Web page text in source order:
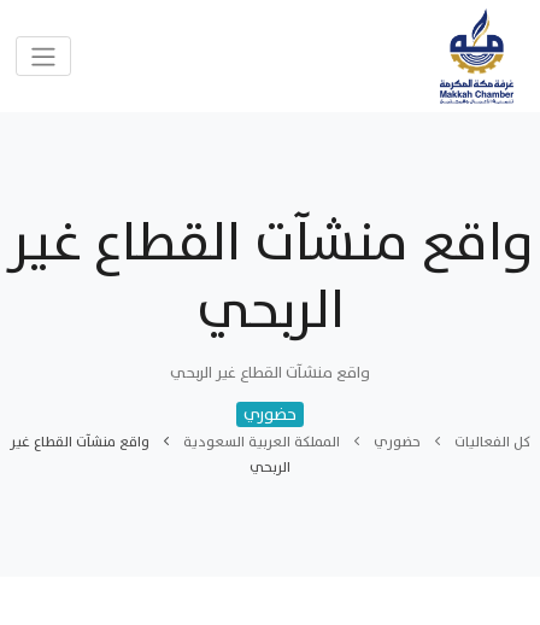
واقع منشآت القطاع غير
الربحي
واقع منشآت القطاع غير الربحي
حضوري
كل الفعاليات حضوري المملكة العربية السعودية
واقع منشآت القطاع غير
الربحي